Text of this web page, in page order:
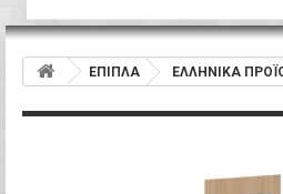
ΕΠΙΠΛΑ ΕΛΛΗΝΙΚΑ